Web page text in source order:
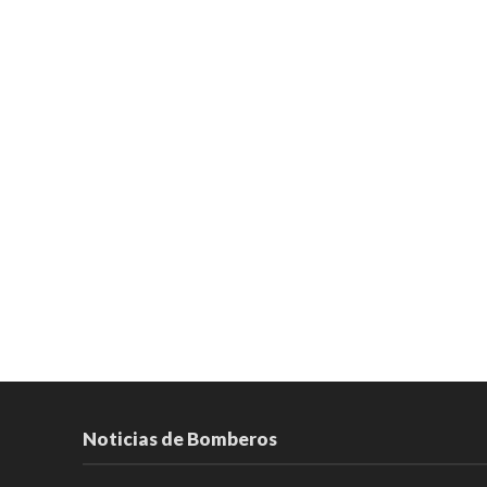
Noticias de Bomberos